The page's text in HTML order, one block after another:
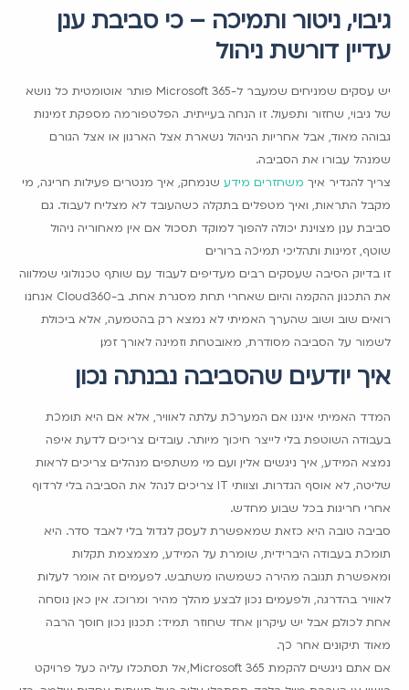
גיבוי, ניטור ותמיכה – כי סביבת ענן
עדיין דורשת ניהול
יש עסקים שמניחים שמעבר ל-Microsoft 365 פותר אוטומטית כל נושא
של גיבוי, שחזור ותפעול. זו הנחה בעייתית. הפלטפורמה מספקת זמינות
גבוהה מאוד, אבל אחריות הניהול נשארת אצל הארגון או אצל הגורם
שמנהל עבורו את הסביבה.
צריך להגדיר איך משחזרים מידע שנמחק, איך מנטרים פעילות חריגה, מי
מקבל התראות, ואיך מטפלים בתקלה כשהעובד לא מצליח לעבוד. גם
סביבת ענן מצוינת יכולה להפוך למוקד תסכול אם אין מאחוריה ניהול
שוטף, זמינות ותהליכי תמיכה ברורים.
זו בדיוק הסיבה שעסקים רבים מעדיפים לעבוד עם שותף טכנולוגי שמלווה
את התכנון, ההקמה והיום שאחרי תחת מסגרת אחת. ב-Cloud360 אנחנו
רואים שוב ושוב שהערך האמיתי לא נמצא רק בהטמעה, אלא ביכולת
לשמור על הסביבה מסודרת, מאובטחת וזמינה לאורך זמן.
איך יודעים שהסביבה נבנתה נכון
המדד האמיתי איננו אם המערכת עלתה לאוויר, אלא אם היא תומכת
בעבודה השוטפת בלי לייצר חיכוך מיותר. עובדים צריכים לדעת איפה
נמצא המידע, איך ניגשים אליו, ועם מי משתפים. מנהלים צריכים לראות
שליטה, לא אוסף הגדרות. וצוותי IT צריכים לנהל את הסביבה בלי לרדוף
אחרי חריגות בכל שבוע מחדש.
סביבה טובה היא כזאת שמאפשרת לעסק לגדול בלי לאבד סדר. היא
תומכת בעבודה היברידית, שומרת על המידע, מצמצמת תקלות
ומאפשרת תגובה מהירה כשמשהו משתבש. לפעמים זה אומר לעלות
לאוויר בהדרגה, ולפעמים נכון לבצע מהלך מהיר ומרוכז. אין כאן נוסחה
אחת לכולם, אבל יש עיקרון אחד שחוזר תמיד: תכנון נכון חוסך הרבה
מאוד תיקונים אחר כך.
אם אתם ניגשים להקמת Microsoft 365, אל תסתכלו עליה כעל פרויקט